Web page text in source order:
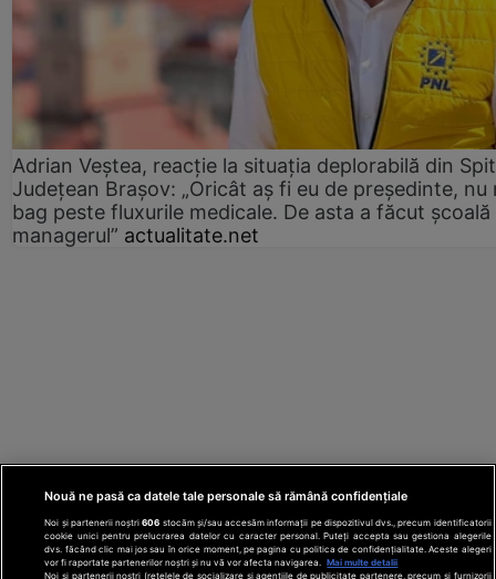
Adrian Veștea, reacție la situația deplorabilă din
Județean Brașov: „Oricât aș fi eu de președinte, nu
bag peste fluxurile medicale. De asta a făcut școală
managerul” actualitate.net
Nouă ne pasă ca datele tale personale să rămână confidențiale
Noi și partenerii noștri606 stocăm și/sau accesăm informații pe dispozitivul dvs., precum identificatorii
cookie unici pentru prelucrarea datelor cu caracter personal. Puteți accepta sau gestiona alegerile
dvs. făcând clic mai jos sau în orice moment, pe pagina cu politica de confidențialitate. Aceste alegeri
vor fi raportate partenerilor noștri și nu vă vor afecta navigarea.
Mai multe detalii
Noi si partenerii nostri (retelele de socializare si agentiile de publicitate partenere, precum si furnizorii